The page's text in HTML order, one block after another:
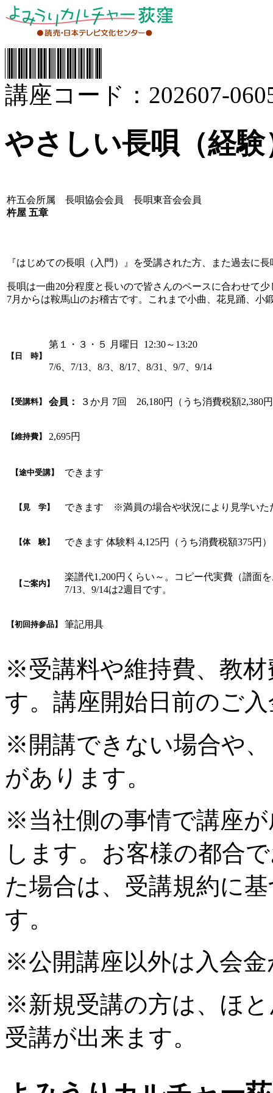
講座コード：202607-
やさしい長唄（経験
杵五会所属 長唄協会会員 長唄東音会会員
杵屋 五章
『はじめての長唄（入門）』を受講された方、また過去に
長唄は一曲20分程度と長いので皆さんのペースに合わせて
7月からは鞍馬山のお稽古です。これまで小曲、花見踊、小
【日 時】
第１・３・５ 月曜日 12:30～13:20
7/6、7/13、8/3、8/17、8/31、9/7、9/14
【受講料】 会員： ３か月 7回 26,180円（うち消費税額2,380
【維持費】 2,695円
【途中受講】 できます
【見 学】 できます ※満員の場合や状況により見学いた
【体 験】 できます 体験料 4,125円（うち消費税額375円）
【ご案内】
楽譜代1,200円くらい～。コピー代実費（譜面
7/13、9/14は2週目です。
【初回持参品】 筆記用具
※受講料や維持費、教
す。講座開始日前のご
※開講できない場合や
があります。
※当社側の事情で講座
します。お客様の都合
た場合は、受講規約に
す。
※公開講座以外は入会
※新規受講の方は、ほ
受講が出来ます。